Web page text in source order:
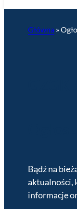
Główna »
Bądź na
aktualności,
informacje